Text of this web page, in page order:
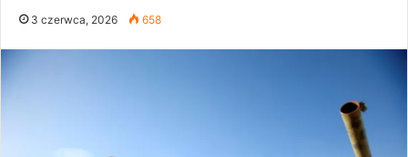
3 czerwca, 2026 658